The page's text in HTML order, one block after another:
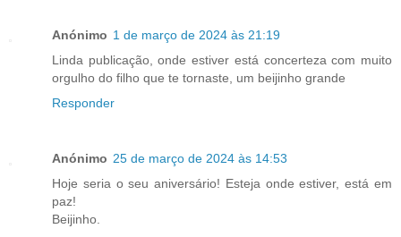
Anónimo 1 de março de 2024 às 21:19
Linda publicação, onde estiver está concerteza com muito
orgulho do filho que te tornaste, um beijinho grande
Responder
Anónimo 25 de março de 2024 às 14:53
Hoje seria o seu aniversário! Esteja onde estiver, está em
paz!
Beijinho.